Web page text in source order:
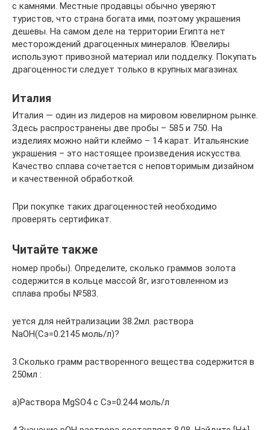
с камнями. Местные продавцы обычно уверяют
туристов, что страна богата ими, поэтому украшения
дешевы. На самом деле на территории Египта нет
месторождений драгоценных минералов. Ювелиры
используют привозной материал или подделку. Покупать
драгоценности следует только в крупных магазинах.
Италия
Италия — один из лидеров на мировом ювелирном рынке.
Здесь распространены две пробы – 585 и 750. На
изделиях можно найти клеймо – 14 карат. Итальянские
украшения – это настоящее произведения искусства.
Качество сплава сочетается с неповторимым дизайном
и качественной обработкой.
При покупке таких драгоценностей необходимо
проверять сертификат.
Читайте также
номер пробы). Определите, сколько граммов золота
содержится в кольце массой 8г, изготовленном из
сплава пробы №583.
уется для нейтрализации 38.2мл. раствора
NaOH(Сэ=0.2145 моль/л)?
3.Сколько грамм растворенного вещества содержится в
250мл :
а)Раствора MgSO4 с Сэ=0.244 моль/л